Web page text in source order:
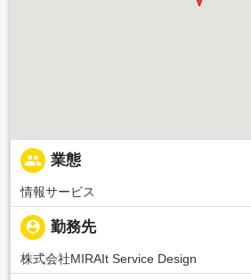
people 業態
情報サービス
person_pin 勤務先
株式会社MIRAIt Service Design